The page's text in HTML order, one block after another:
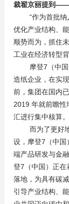
裁翟京丽提到——
“作为首批纳入
优化产业结构、
顺势而为，抓住
工业在经济转型
摩登7（中国）
造纸企业，在实
前，集团在国内
2019 年就前瞻性
汇进行集中核算。
而为了更好地
设，摩登7（中国
端产品研发与金
登7（中国）正在
落地，为具有碳
引导产业结构、